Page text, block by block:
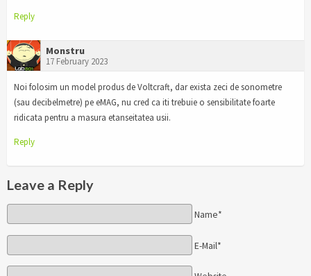
Reply
Monstru
17 February 2023
Noi folosim un model produs de Voltcraft, dar exista zeci de sonometre
(sau decibelmetre) pe eMAG, nu cred ca iti trebuie o sensibilitate foarte
ridicata pentru a masura etanseitatea usii.
Reply
Leave a Reply
Name*
E-Mail*